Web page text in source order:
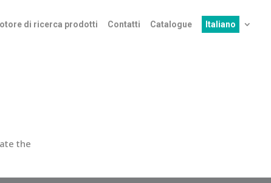
di ricerca prodotti Contatti Catalogue Italiano
the